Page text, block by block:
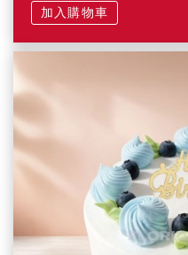
加入購物車